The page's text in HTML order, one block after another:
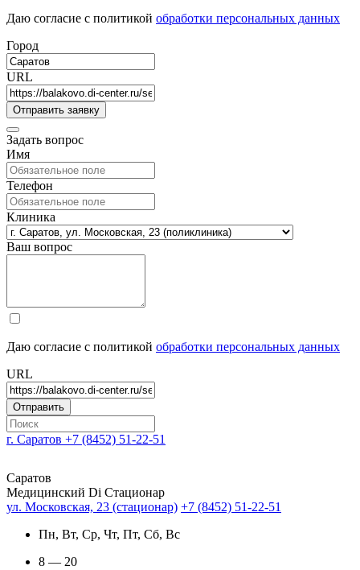
Даю согласие с политикой обработки персональных данных
Город
URL
Задать вопрос
Имя
Телефон
Клиника
Ваш вопрос
Даю согласие с политикой обработки персональных данных
URL
г. Саратов +7 (8452) 51-22-51
Саратов
Медицинский Di Стационар
ул. Московская, 23 (стационар) +7 (8452) 51-22-51
Пн, Вт, Ср, Чт, Пт, Сб, Вс
8 — 20